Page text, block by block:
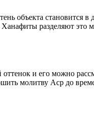
объекта становится
разделяют это
и его можно
молитву Аср до